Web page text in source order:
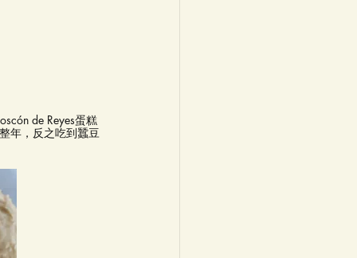
de Reyes蛋糕
年，反之吃到蠶豆